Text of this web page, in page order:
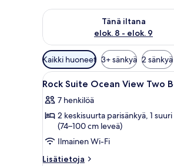
Tänä iltana
elok. 8 - elok. 9
Tarkista tämän illan saatavuus
Huoneille
saatavilla
olevia
Kaikki huoneet 3+ sänkyä 2 sänkyä
Avaa
kaikki
huonetyypin
Rock
Suite
Ocean
View
15
Rock Suite Ocean View Two
7 henkilöä
2 keskisuurta parisänkyä, 1
(74–100 cm leveä)
Ilmainen Wi-Fi
Lisätietoja
Lisätietoja